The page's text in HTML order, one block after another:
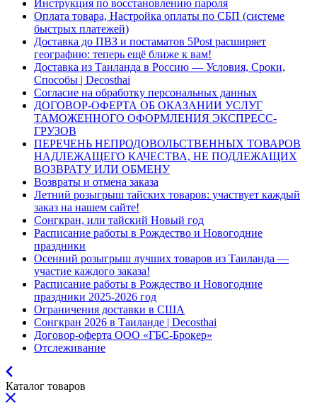
Инструкция по восстановлению пароля
Оплата товара, Настройка оплаты по СБП (системе
быстрых платежей)
Доставка до ПВЗ и постаматов 5Post расширяет
географию: теперь ещё ближе к вам!
Доставка из Таиланда в Россию — Условия, Сроки,
Способы | Decosthai
Согласие на обработку персональных данных
ДОГОВОР-ОФЕРТА ОБ ОКАЗАНИИ УСЛУГ
ТАМОЖЕННОГО ОФОРМЛЕНИЯ ЭКСПРЕСС-
ГРУЗОВ
ПЕРЕЧЕНЬ НЕПРОДОВОЛЬСТВЕННЫХ ТОВАРОВ
НАДЛЕЖАЩЕГО КАЧЕСТВА, НЕ ПОДЛЕЖАЩИХ
ВОЗВРАТУ ИЛИ ОБМЕНУ
Возвраты и отмена заказа
Летний розыгрыш тайских товаров: участвует каждый
заказ на нашем сайте!
Сонгкран, или тайский Новый год
Расписание работы в Рождество и Новогодние
праздники
Осенний розыгрыш лучших товаров из Таиланда —
участие каждого заказа!
Расписание работы в Рождество и Новогодние
праздники 2025-2026 год
Ограничения доставки в США
Сонгкран 2026 в Таиланде | Decosthai
Договор-оферта ООО «ГБС-Брокер»
Отслеживание
Каталог товаров